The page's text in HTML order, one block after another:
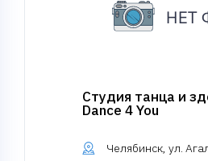
Студия танца и
Dance 4 You
Челябинск, ул.